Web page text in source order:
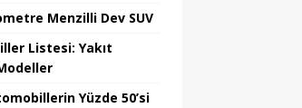
Menzilli Dev SUV
Listesi: Yakıt
Yüzde 50’si